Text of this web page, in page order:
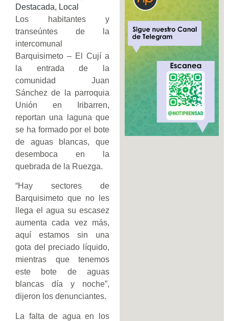
Destacada, Local
Los habitantes y
transeúntes de la
intercomunal
Barquisimeto – El Cují a
la entrada de la
comunidad Juan
Sánchez de la parroquia
Unión en Iribarren,
reportan una laguna que
se ha formado por el bote
de aguas blancas, que
desemboca en la
quebrada de la Ruezga.
“Hay sectores de
Barquisimeto que no les
llega el agua su escasez
aumenta cada vez más,
aquí estamos sin una
gota del preciado líquido,
mientras que tenemos
este bote de aguas
blancas día y noche”,
dijeron los denunciantes.
La falta de agua en los